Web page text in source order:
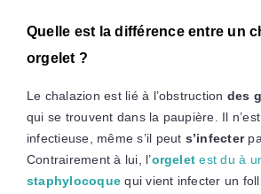
Quelle est la différence entre un
orgelet ?
Le chalazion est lié à l’obstruction des
qui se trouvent dans la paupière. Il
infectieuse, même s’il peut s’infecter
Contrairement à lui, l’orgelet est du à
staphylocoquequi vient infecter un